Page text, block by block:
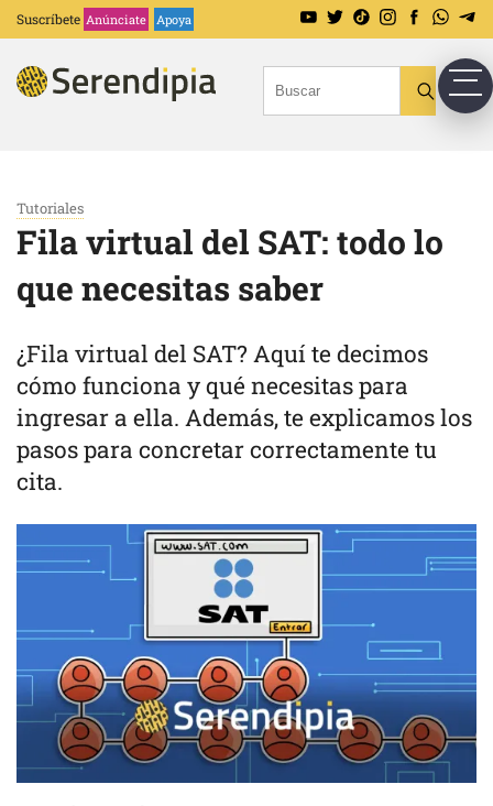
Suscríbete Anúnciate Apoya
Tutoriales
Fila virtual del SAT: todo lo
que necesitas saber
¿Fila virtual del SAT? Aquí te decimos
cómo funciona y qué necesitas para
ingresar a ella. Además, te explicamos los
pasos para concretar correctamente tu
cita.